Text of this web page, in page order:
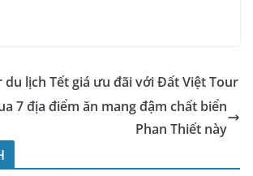
du lịch Tết giá ưu đãi với Đất Việt Tour
7 địa điểm ăn mang đậm chất biển
Phan Thiết này